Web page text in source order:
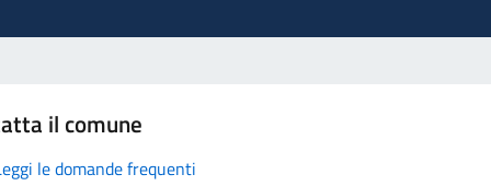
il comune
le domande frequenti